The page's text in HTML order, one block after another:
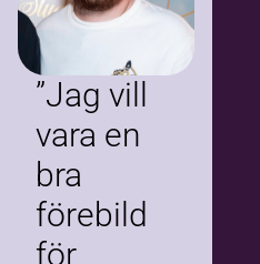
”Jag vill
vara en
bra
förebild
för